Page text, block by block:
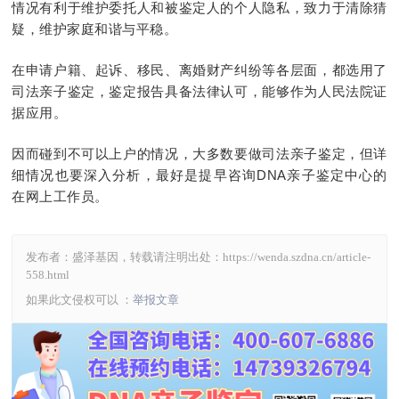
情况有利于维护委托人和被鉴定人的个人隐私，致力于清除猜
疑，维护家庭和谐与平稳。
在申请户籍、起诉、移民、离婚财产纠纷等各层面，都选用了
司法亲子鉴定，鉴定报告具备法律认可，能够作为人民法院证
据应用。
因而碰到不可以上户的情况，大多数要做司法亲子鉴定，但详
细情况也要深入分析，最好是提早咨询DNA亲子鉴定中心的
在网上工作员。
发布者：盛泽基因，转载请注明出处： https://wenda.szdna.cn/article-
558.html
如果此文侵权可以 ： 举报文章